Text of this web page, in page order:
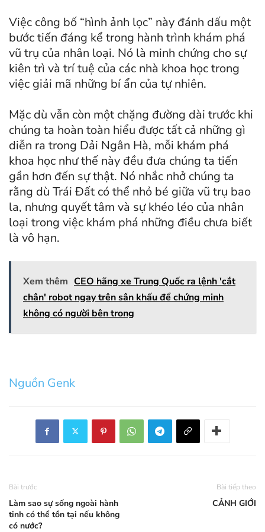
Việc công bố “hình ảnh lọc” này đánh dấu một
bước tiến đáng kể trong hành trình khám phá
vũ trụ của nhân loại. Nó là minh chứng cho sự
kiên trì và trí tuệ của các nhà khoa học trong
việc giải mã những bí ẩn của tự nhiên.
Mặc dù vẫn còn một chặng đường dài trước khi
chúng ta hoàn toàn hiểu được tất cả những gì
diễn ra trong Dải Ngân Hà, mỗi khám phá
khoa học như thế này đều đưa chúng ta tiến
gần hơn đến sự thật. Nó nhắc nhở chúng ta
rằng dù Trái Đất có thể nhỏ bé giữa vũ trụ bao
la, nhưng quyết tâm và sự khéo léo của nhân
loại trong việc khám phá những điều chưa biết
là vô hạn.
Xem thêm CEO hãng xe Trung Quốc ra lệnh 'cắt
chân' robot ngay trên sân khấu để chứng minh
không có người bên trong
Nguồn Genk
Bài trước
Làm sao sự sống ngoài hành
tinh có thể tồn tại nếu không
có nước?
Bài tiếp theo
CẢNH GIỚI